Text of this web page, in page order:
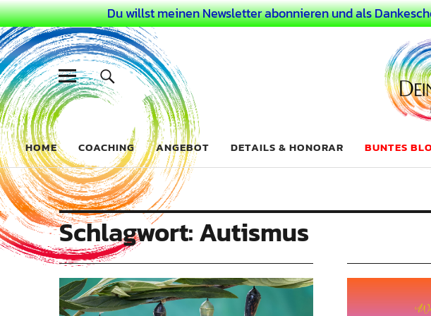
Du willst meinen Newsletter abonnieren und als
Dein Buntes
COACHING FÜR DEIN BUNTES LEBEN ALS AUSSERGEWÖHNLICHER MENSCH
HOME COACHING ANGEBOT DETAILS & HONORAR BUNTES
Schlagwort:Autismus